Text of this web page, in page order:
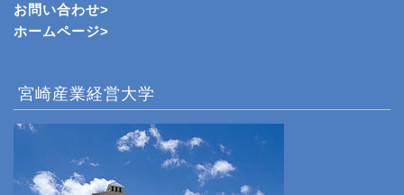
お問い合わせ>
ホームページ>
宮崎産業経営大学